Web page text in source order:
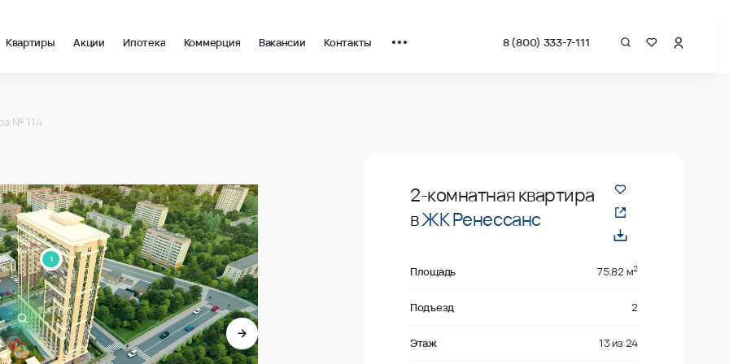
Квартиры Акции Ипотека Коммерция Вакансии Контакты 8 (800) 333-7-111
№ 114
1
2-комнатная квартира
вЖК Ренессанс
Площадь 75.82 м2
Подъезд 2
Этаж 13из 24